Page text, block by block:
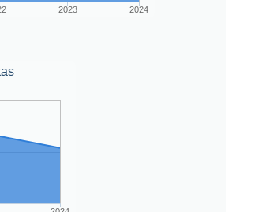
2023 2024